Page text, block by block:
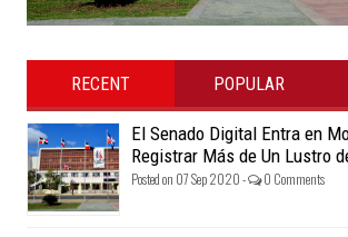
RECENT POPULAR
El Senado Digital Entra en
Registrar Más de Un Lustro
Posted on 07 Sep 2020 - 0 Comments